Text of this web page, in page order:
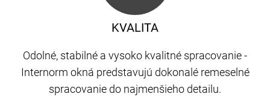
KVALITA
Odolné, stabilné a vysoko kvalitné spracovanie -
Internorm okná predstavujú dokonalé remeselné
spracovanie do najmenšieho detailu.